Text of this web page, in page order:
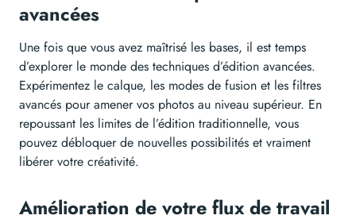
avancées
Une fois que vous avez maîtrisé les bases, il est temps
d’explorer le monde des techniques d’édition avancées.
Expérimentez le calque, les modes de fusion et les filtres
avancés pour amener vos photos au niveau supérieur. En
repoussant les limites de l’édition traditionnelle, vous
pouvez débloquer de nouvelles possibilités et vraiment
libérer votre créativité.
Amélioration de votre flux de travail